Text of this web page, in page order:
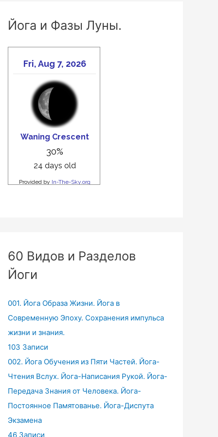
Йога и Фазы Луны.
60 Видов и Разделов
Йоги
001. Йога Образа Жизни. Йога в
Современную Эпоху. Сохранения импульса
жизни и знания.
103 Записи
002. Йога Обучения из Пяти Частей. Йога-
Чтения Вслух. Йога-Написания Рукой. Йога-
Передача Знания от Человека. Йога-
Постоянное Памятованье. Йога-Диспута
Экзамена
46 Записи